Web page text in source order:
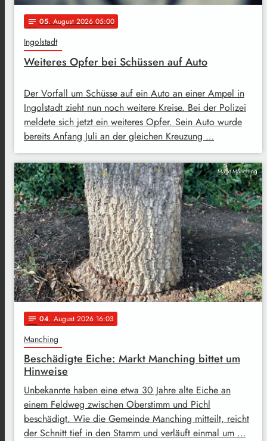
notes 05. August 2026 05:00
Ingolstadt
Weiteres Opfer bei Schüssen auf Auto
Der Vorfall um Schüsse auf ein Auto an einer Ampel in
Ingolstadt zieht nun noch weitere Kreise. Bei der Polizei
meldete sich jetzt ein weiteres Opfer. Sein Auto wurde
bereits Anfang Juli an der gleichen Kreuzung …
Markt Manching
notes 04. August 2026 16:03
Manching
Beschädigte Eiche: Markt Manching bittet um
Hinweise
Unbekannte haben eine etwa 30 Jahre alte Eiche an
einem Feldweg zwischen Oberstimm und Pichl
beschädigt. Wie die Gemeinde Manching mitteilt, reicht
der Schnitt tief in den Stamm und verläuft einmal um …